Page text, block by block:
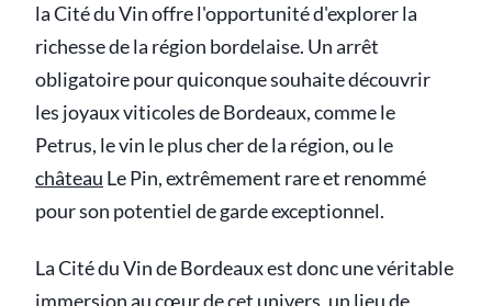
la Cité du Vin offre l'opportunité d'explorer la
richesse de la région bordelaise. Un arrêt
obligatoire pour quiconque souhaite découvrir
les joyaux viticoles de Bordeaux, comme le
Petrus, le vin le plus cher de la région, ou le
château Le Pin, extrêmement rare et renommé
pour son potentiel de garde exceptionnel.
La Cité du Vin de Bordeaux est donc une véritable
immersion au cœur de cet univers, un lieu de